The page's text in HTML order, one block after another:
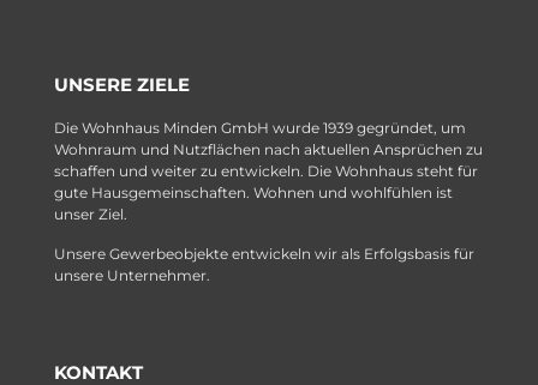
UNSERE ZIELE
Die Wohnhaus Minden GmbH wurde 1939 gegründet, um
Wohnraum und Nutzflächen nach aktuellen Ansprüchen zu
schaffen und weiter zu entwickeln. Die Wohnhaus steht für
gute Hausgemeinschaften. Wohnen und wohlfühlen ist
unser Ziel.
Unsere Gewerbeobjekte entwickeln wir als Erfolgsbasis für
unsere Unternehmer.
KONTAKT